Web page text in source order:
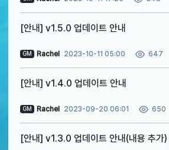
[안내] v1.5.0 업데이트 안내
GM Rachel 2023-10-11 05:00 647
[안내] v1.4.0 업데이트 안내
GM Rachel 2023-09-20 06:01 650
[안내] v1.3.0 업데이트 안내(내용 추가)